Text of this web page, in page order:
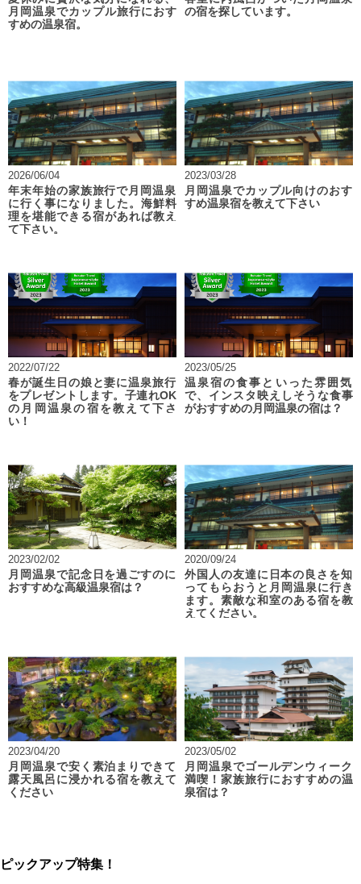
月岡温泉でカップル旅行におす
すめの温泉宿。
の宿を探しています。
2026/06/04
年末年始の家族旅行で月岡温泉
に行く事になりました。海鮮料
理を堪能できる宿があれば教え
て下さい。
2023/03/28
月岡温泉でカップル向けのおす
すめ温泉宿を教えて下さい
2022/07/22
春が誕生日の娘と妻に温泉旅行
をプレゼントします。子連れOK
の月岡温泉の宿を教えて下さ
い！
2023/05/25
温泉宿の食事といった雰囲気
で、インスタ映えしそうな食事
がおすすめの月岡温泉の宿は？
2023/02/02
月岡温泉で記念日を過ごすのに
おすすめな高級温泉宿は？
2020/09/24
外国人の友達に日本の良さを知
ってもらおうと月岡温泉に行き
ます。素敵な和室のある宿を教
えてください。
2023/04/20
月岡温泉で安く素泊まりできて
露天風呂に浸かれる宿を教えて
ください
2023/05/02
月岡温泉でゴールデンウィーク
満喫！家族旅行におすすめの温
泉宿は？
ピックアップ特集！